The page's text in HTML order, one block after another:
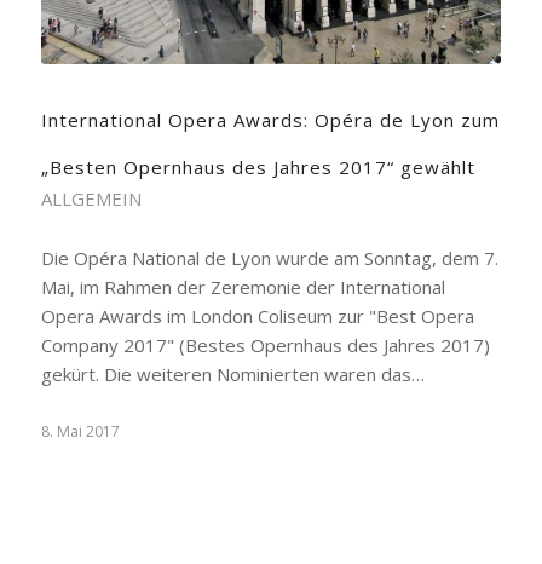
International Opera Awards: Opéra de Lyon zum
„Besten Opernhaus des Jahres 2017“ gewählt
ALLGEMEIN
Die Opéra National de Lyon wurde am Sonntag, dem 7.
Mai, im Rahmen der Zeremonie der International
Opera Awards im London Coliseum zur "Best Opera
Company 2017" (Bestes Opernhaus des Jahres 2017)
gekürt. Die weiteren Nominierten waren das…
8. Mai 2017